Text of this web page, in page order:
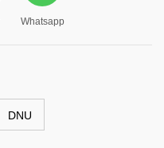
Whatsapp
DNU